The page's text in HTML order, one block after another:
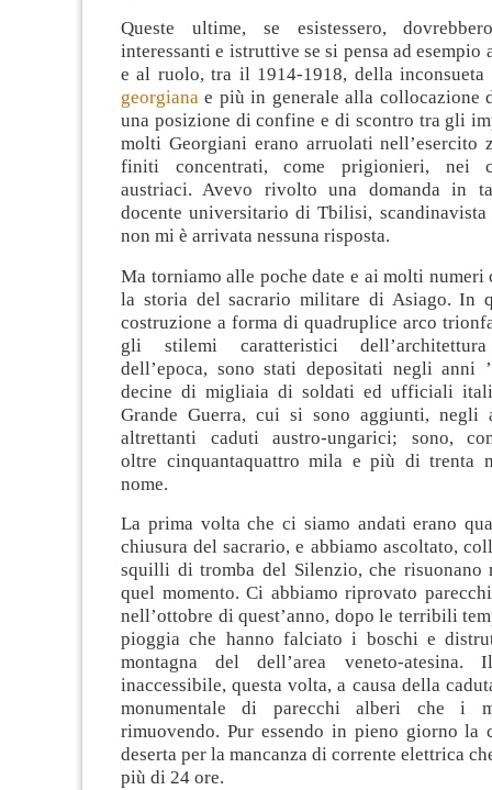
Queste ultime, se esistessero,
interessanti e istruttive se si pensa ad esempio
e al ruolo, tra il 1914-1918, della inconsueta
georgiana e più in generale alla collocazione
una posizione di confine e di scontro tra gli
molti Georgiani erano arruolati nell’esercito
finiti concentrati, come prigionieri, nei
austriaci. Avevo rivolto una domanda in
docente universitario di Tbilisi, scandinavista
non mi è arrivata nessuna risposta.
Ma torniamo alle poche date e ai molti numeri
la storia del sacrario militare di Asiago. In
costruzione a forma di quadruplice arco
gli stilemi caratteristici dell’architettura
dell’epoca, sono stati depositati negli anni
decine di migliaia di soldati ed ufficiali
Grande Guerra, cui si sono aggiunti, negli
altrettanti caduti austro-ungarici; sono,
oltre cinquantaquattro mila e più di trenta
nome.
La prima volta che ci siamo andati erano
chiusura del sacrario, e abbiamo ascoltato,
squilli di tromba del Silenzio, che risuonano
quel momento. Ci abbiamo riprovato
nell’ottobre di quest’anno, dopo le terribili
pioggia che hanno falciato i boschi e
montagna del dell’area veneto-atesina.
inaccessibile, questa volta, a causa della
monumentale di parecchi alberi che i
rimuovendo. Pur essendo in pieno giorno la
deserta per la mancanza di corrente elettrica
più di 24 ore.